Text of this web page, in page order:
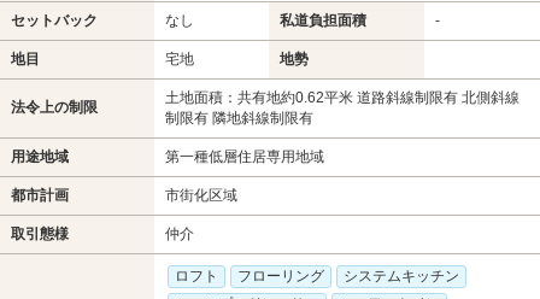
セットバック なし 私道負担面積 -
地目 宅地 地勢
法令上の制限
土地面積：共有地約0.62平米 道路斜線制限有 北側斜線
制限有 隣地斜線制限有
用途地域 第一種低層住居専用地域
都市計画 市街化区域
取引態様 仲介
ロフト フローリング
システムキッチン